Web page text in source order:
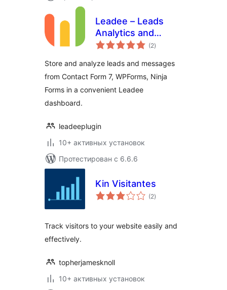
Leadee – Leads
Analytics and
Message Storage
(2общий
рейтинг
)
Store and analyze leads and messages
from Contact Form 7, WPForms, Ninja
Forms in a convenient Leadee
dashboard.
leadeeplugin
10+ активных установок
Протестирован с 6.6.6
Kin Visitantes
(2общий
рейтинг
)
Track visitors to your website easily and
effectively.
topherjamesknoll
10+ активных установок